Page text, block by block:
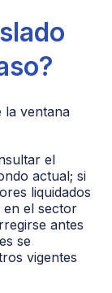
la ventana
el
actual; si
liquidados
en el sector
antes
se
vigentes